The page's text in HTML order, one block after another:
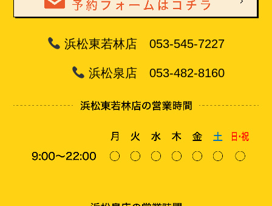
浜松東若林店 053-545-7227
浜松泉店 053-482-8160